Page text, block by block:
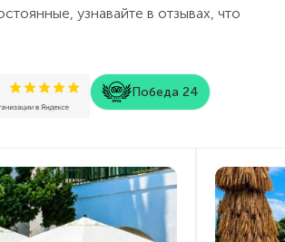
узнавайте в отзывах, что
Победа 24